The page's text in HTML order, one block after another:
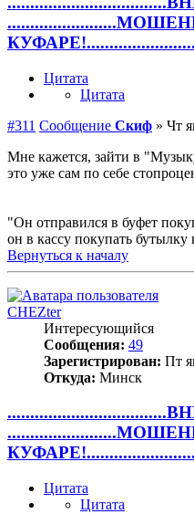
Цитата
Цитата
#311 Сообщение Скиф » Чт
Мне кажется, зайти в
это уже сам по себе
"Он отправился в буфет
он в кассу покупать бутылку
Вернуться к началу
CHEZter
Интересующийся
Сообщения: 49
Зарегистрирован: Пт
Откуда: Минск
Цитата
Цитата